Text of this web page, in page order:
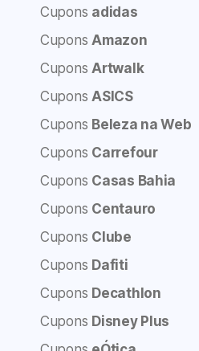
Cupons adidas
CuponsAmazon
CuponsArtwalk
CuponsASICS
Cupons Beleza na Web
Cupons Carrefour
Cupons Casas Bahia
Cupons Centauro
Cupons Clube
Cupons Dafiti
Cupons Decathlon
Cupons Disney Plus